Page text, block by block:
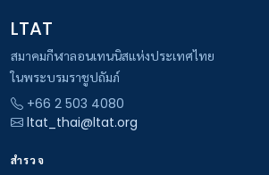
LTAT
สมาคมกีฬาลอนเทนนิสแห่งประเทศไทย
ในพระบรมราชูปถัมภ์
+66 2 503 4080
ltat_thai@ltat.org
สำรวจ